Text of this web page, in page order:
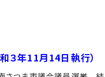
３年11月14日執行）